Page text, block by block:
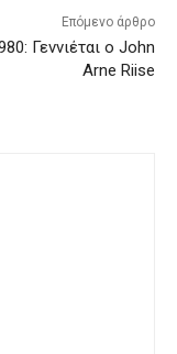
Επόμενο άρθρο
Γεννιέται ο John
Arne Riise